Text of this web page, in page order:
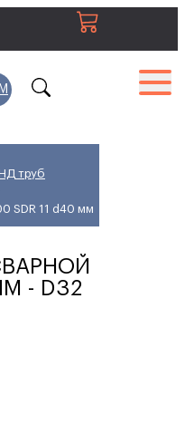
труб
SDR 11 d40 мм
- D32